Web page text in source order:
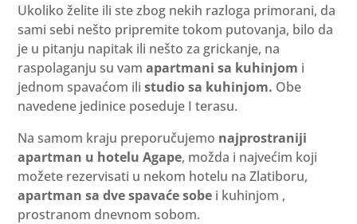
Ukoliko želite ili ste zbog nekih razloga primorani, da
sami sebi nešto pripremite tokom putovanja, bilo da
je u pitanju napitak ili nešto za grickanje, na
raspolaganju su vamapartmani sa kuhinjom i
jednom spavaćom ilistudio sa kuhinjom. Obe
navedene jedinice poseduje I terasu.
Na samom kraju preporučujemo najprostraniji
apartman u hotelu Agape, možda i najvećim koji
možete rezervisati u nekom hotelu na Zlatiboru,
apartman sa dve spavaće sobe i kuhinjom ,
prostranom dnevnom sobom.